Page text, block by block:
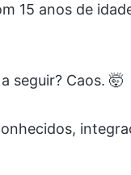
15 anos de
seguir? Caos. 🤯